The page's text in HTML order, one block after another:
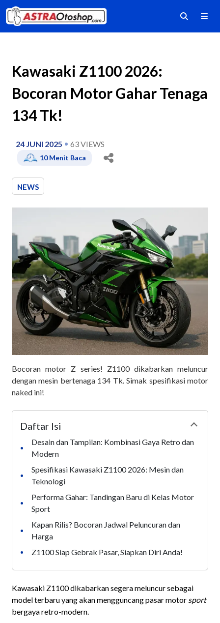
Kawasaki Z1100 2026:
Bocoran Motor Gahar Tenaga
134 Tk!
24 JUNI 2025 63VIEWS
10Menit Baca
NEWS
Bocoran motor Z series! Z1100 dikabarkan meluncur
dengan mesin bertenaga 134 Tk. Simak spesifikasi motor
naked ini!
Daftar Isi
•
Desain dan Tampilan: Kombinasi Gaya Retro dan
Modern
•
Spesifikasi Kawasaki Z1100 2026: Mesin dan
Teknologi
•
Performa Gahar: Tandingan Baru di Kelas Motor
Sport
•
Kapan Rilis? Bocoran Jadwal Peluncuran dan
Harga
• Z1100 Siap Gebrak Pasar, Siapkan Diri Anda!
Kawasaki Z1100 dikabarkan segera meluncur sebagai
model terbaru yang akan mengguncang pasar motor sport
bergaya retro-modern.